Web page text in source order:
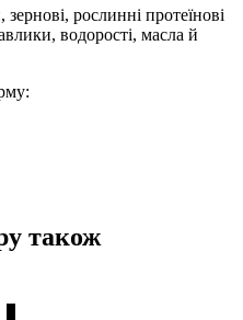
рослинні протеїнові
водорості, масла й
також